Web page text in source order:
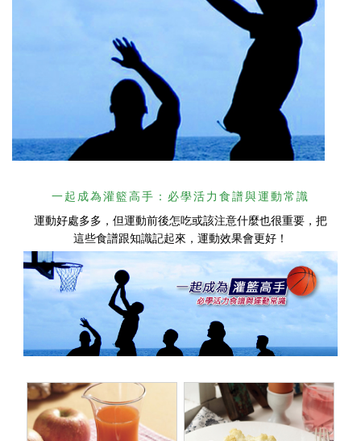
一起成為灌籃高手：必學活力食譜與運動常識
運動好處多多，但運動前後怎吃或該注意什麼也很重要，把
這些食譜跟知識記起來，運動效果會更好！